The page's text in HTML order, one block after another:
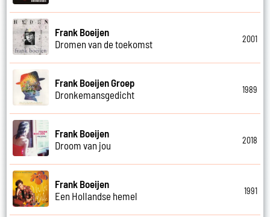
Frank Boeijen
Dromen van de toekomst
2001
Frank Boeijen Groep
Dronkemansgedicht
1989
Frank Boeijen
Droom van jou
2018
Frank Boeijen
Een Hollandse hemel
1991